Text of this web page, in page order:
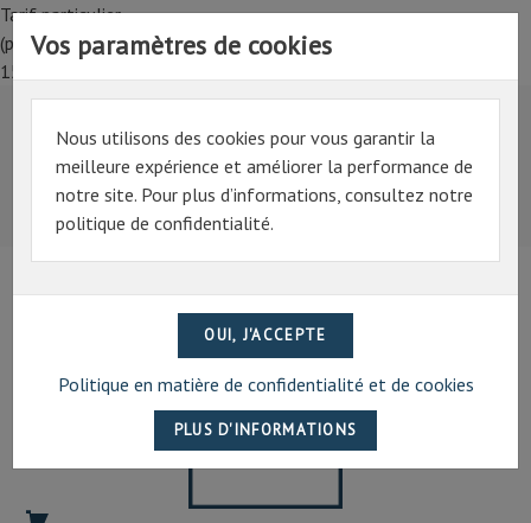
Tarif particulier,
(professionnel, connectez-vous pour bénéficier de la remise de
15%)
Tarif particulier,
(professionnel, connectez-vous pour bénéficier de la
remise de 15%)
07 69 94 13 47
Vos paramètres de cookies
Nous utilisons des cookies pour vous garantir la
meilleure expérience et améliorer la performance de
notre site. Pour plus d’informations, consultez notre
politique de confidentialité.
Politique en matière de confidentialité et de cookies